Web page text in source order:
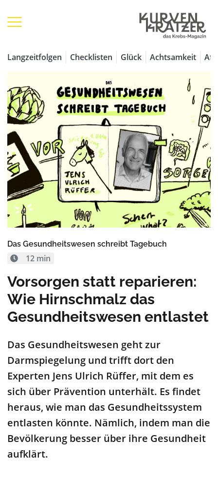
Langzeitfolgen Checklisten Glück Achtsamkeit
Das Gesundheitswesen schreibt Tagebuch
12 min
Vorsorgen statt reparieren:
Wie Hirnschmalz das
Gesundheitswesen entlastet
Das Gesundheitswesen geht zur
Darmspiegelung und trifft dort den
Experten Jens Ulrich Rüffer, mit dem es
sich über Prävention unterhält. Es findet
heraus, wie man das Gesundheitssystem
entlasten könnte. Nämlich, indem man die
Bevölkerung besser über ihre Gesundheit
aufklärt.